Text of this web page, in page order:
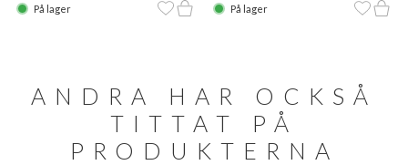
På lager På lager
ANDRA HAR OCKSÅ
TITTAT PÅ
PRODUKTERNA